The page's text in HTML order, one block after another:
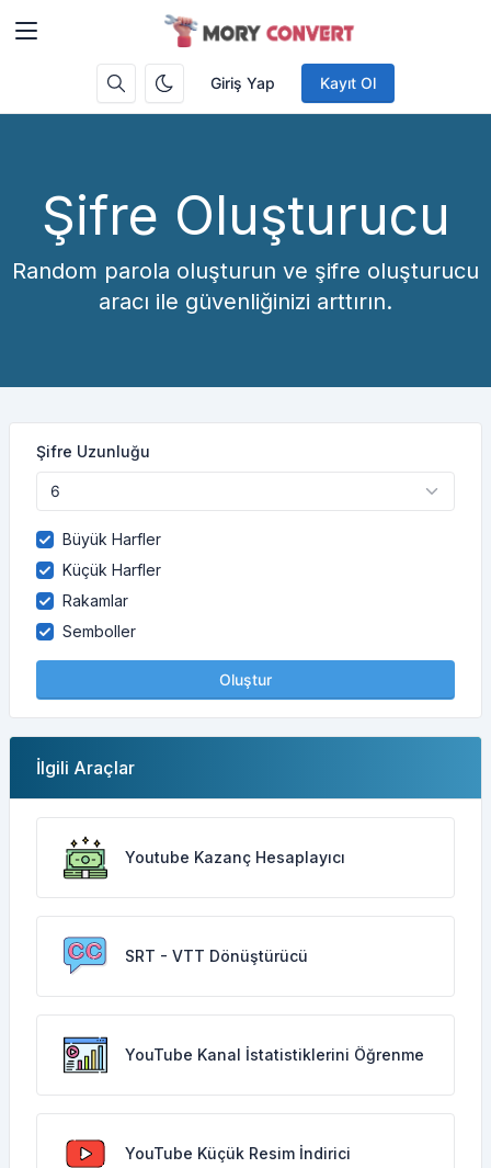
Giriş Yap Kayıt Ol
Şifre Oluşturucu
Random parola oluşturun ve şifre oluşturucu
aracı ile güvenliğinizi arttırın.
Şifre Uzunluğu
Büyük Harfler
Küçük Harfler
Rakamlar
Semboller
Oluştur
İlgili Araçlar
Youtube Kazanç Hesaplayıcı
SRT - VTT Dönüştürücü
YouTube Kanal İstatistiklerini Öğrenme
YouTube Küçük Resim İndirici